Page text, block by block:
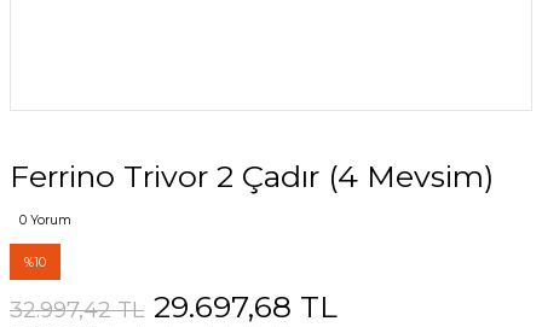
Ferrino Trivor 2 Çadır (4 Mevsim)
0 Yorum
%10
32.997,42 TL 29.697,68 TL